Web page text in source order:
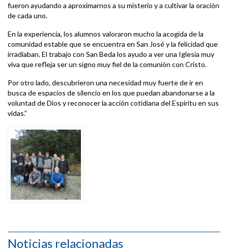
fueron ayudando a aproximarnos a su misterio y a cultivar la oración
de cada uno.
En la experiencia, los alumnos valoraron mucho la acogida de la
comunidad estable que se encuentra en San José y la felicidad que
irradiaban. El trabajo con San Beda los ayudo a ver una Iglesia muy
viva que refleja ser un signo muy fiel de la comunión con Cristo.
Por otro lado, descubrieron una necesidad muy fuerte de ir en
busca de espacios de silencio en los que puedan abandonarse a la
voluntad de Dios y reconocer la acción cotidiana del Espíritu en sus
vidas.”
Noticias relacionadas